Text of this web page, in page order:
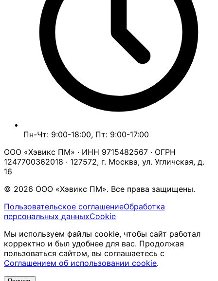
Пн-Чт: 9:00-18:00, Пт: 9:00-17:00
ООО «Хэвикс ПМ» · ИНН 9715482567 · ОГРН
1247700362018 · 127572, г. Москва, ул. Угличская, д.
16
© 2026 ООО «Хэвикс ПМ». Все права защищены.
Пользовательское соглашениеОбработка
персональных данныхCookie
Мы используем файлы cookie, чтобы сайт работал
корректно и был удобнее для вас. Продолжая
пользоваться сайтом, вы соглашаетесь с
Соглашением об использовании cookie.